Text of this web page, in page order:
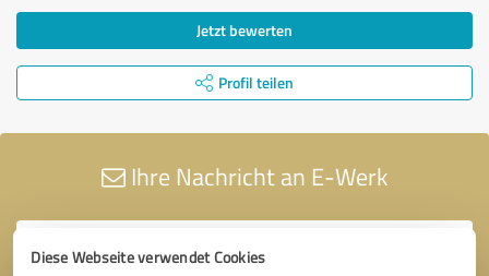
Diese Webseite verwendet Cookies
Jetzt bewerten
Profil teilen
Ihre Nachricht an E-Werk